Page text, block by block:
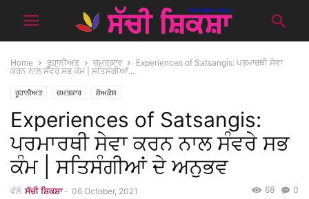
Home ਰੂਹਾਨੀਅਤ ਚਮਤਕਾਰ
Experiences of Satsangis: ਪਰਮਾਰਥੀ ਸੇਵਾ
ਕਰਨ ਨਾਲ ਸੰਵਰੇ ਸਭ ਕੰਮ | ਸਤਿਸੰਗੀਆਂ...
ਰੂਹਾਨੀਅਤ ਚਮਤਕਾਰ ਸ਼ੋਅਕੇਸ
Experiences of Satsangis:
ਪਰਮਾਰਥੀ ਸੇਵਾ ਕਰਨ ਨਾਲ ਸੰਵਰੇ ਸਭ
ਕੰਮ | ਸਤਿਸੰਗੀਆਂ ਦੇ ਅਨੁਭਵ
ਵੱਲੋ ਸੱਚੀ ਸ਼ਿਕਸ਼ਾ - 06 October, 2021 0
68